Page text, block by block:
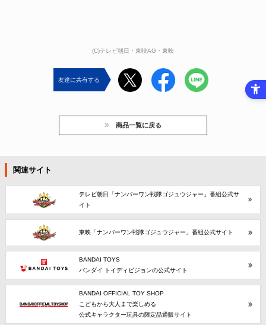
(C)テレビ朝日・東映AG・東映
友達に共有する
商品一覧に戻る
関連サイト
テレビ朝日「ナンバーワン戦隊ゴジュウジャー」番組公式サ
イト
東映「ナンバーワン戦隊ゴジュウジャー」番組公式サイト
BANDAI TOYS
バンダイ トイディビジョンの公式サイト
BANDAI OFFICIAL TOY SHOP
こどもから大人まで楽しめる
公式キャラクター玩具の限定品通販サイト